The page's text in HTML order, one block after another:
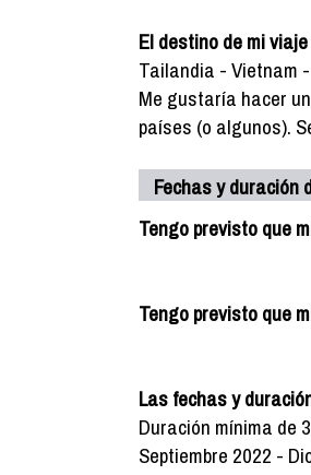
El destino de mi
Tailandia - Vietnam
Me gustaría hacer
países (o algunos).
Fechas y duración
Tengo previsto que
Tengo previsto que
Las fechas y
Duración mínima de
Septiembre 2022 -